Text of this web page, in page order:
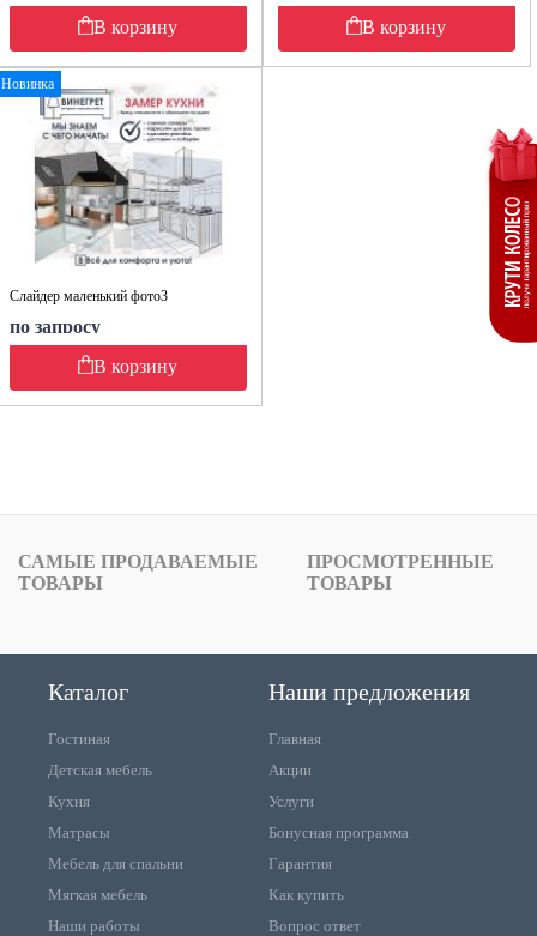
В корзину
В корзину
Новинка
Слайдер маленький фото3
по запросу
В корзину
САМЫЕ ПРОДАВАЕМЫЕ
ТОВАРЫ
ПРОСМОТРЕННЫЕ
ТОВАРЫ
Каталог
Гостиная
Детская мебель
Кухня
Матрасы
Мебель для спальни
Мягкая мебель
Наши работы
Наши предложения
Главная
Акции
Услуги
Бонусная программа
Гарантия
Как купить
Вопрос ответ